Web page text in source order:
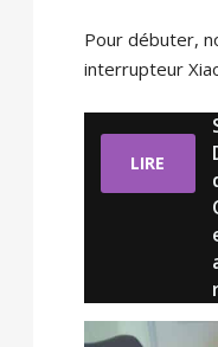
Pour débuter,
interrupteur
LIRE